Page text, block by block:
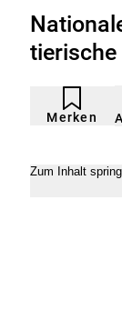
Merken
Artikel
nicht
Durch
Klicken
der
Zum Inhalt